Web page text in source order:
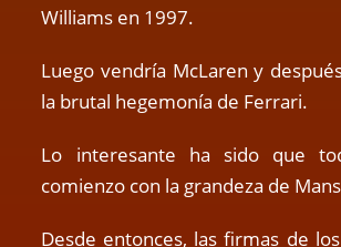
Williams en 1997.
Luego vendría McLaren y
la brutal hegemonía de Ferrari.
Lo interesante ha sido que
comienzo con la grandeza de
Desde entonces, las firmas de